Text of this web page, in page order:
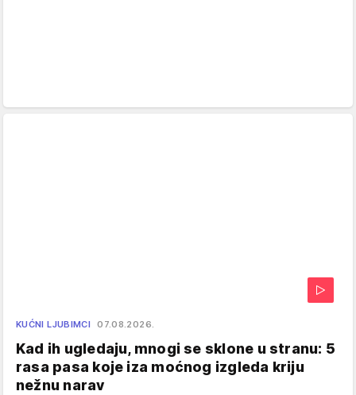
KUĆNI LJUBIMCI 07.08.2026.
Kad ih ugledaju, mnogi se sklone u stranu: 5
rasa pasa koje iza moćnog izgleda kriju
nežnu narav